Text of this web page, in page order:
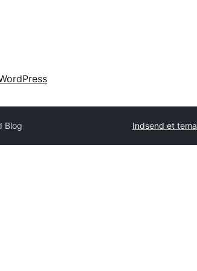
Blog Indsend et tema